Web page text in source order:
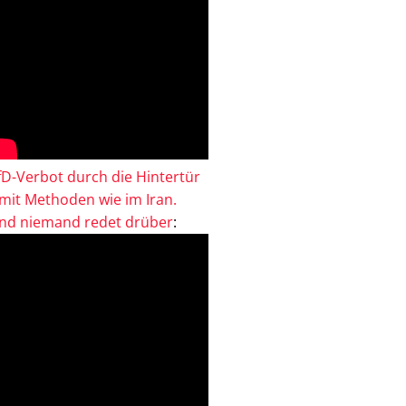
Verbot durch die Hintertür
Methoden wie im Iran.
niemand redet drüber: